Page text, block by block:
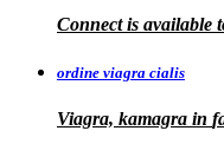
Connect is available
ordine viagra cialis
Viagra, kamagra in